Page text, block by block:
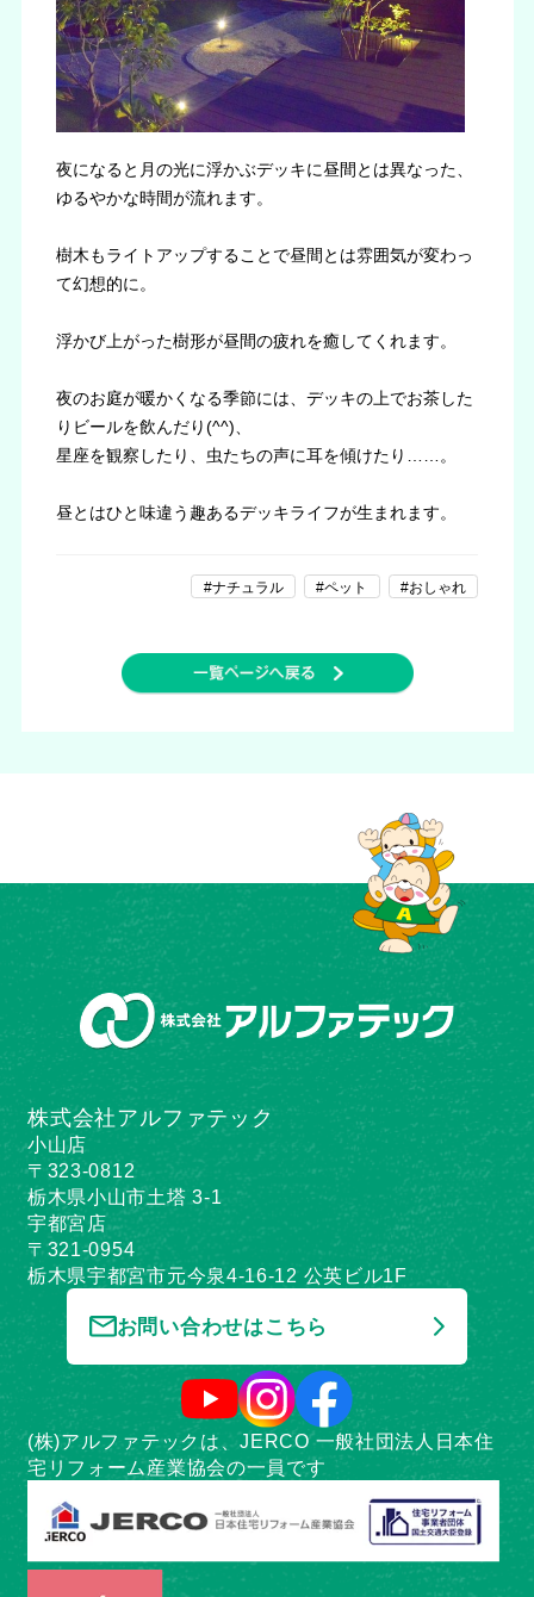
夜になると月の光に浮かぶデッキに昼間とは異なった、
ゆるやかな時間が流れます。
樹木もライトアップすることで昼間とは雰囲気が変わっ
て幻想的に。
浮かび上がった樹形が昼間の疲れを癒してくれます。
夜のお庭が暖かくなる季節には、デッキの上でお茶した
りビールを飲んだり(^^)、
星座を観察したり、虫たちの声に耳を傾けたり……。
昼とはひと味違う趣あるデッキライフが生まれます。
#ナチュラル #ペット #おしゃれ
株式会社アルファテック
小山店
〒323-0812
栃木県小山市土塔 3-1
宇都宮店
〒321-0954
栃木県宇都宮市元今泉4-16-12 公英ビル1F
お問い合わせはこちら
(株)アルファテックは、JERCO 一般社団法人日本住
宅リフォーム産業協会の一員です